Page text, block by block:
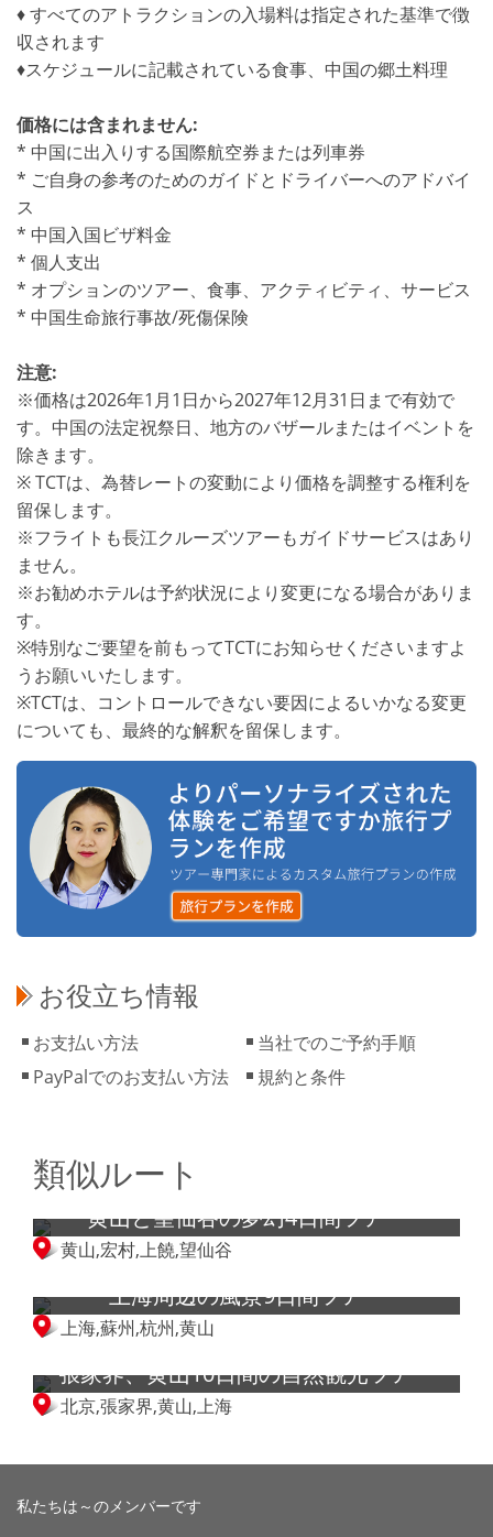
♦ すべてのアトラクションの入場料は指定された基準で徴
収されます
♦スケジュールに記載されている食事、中国の郷土料理
価格には含まれません:
* 中国に出入りする国際航空券または列車券
* ご自身の参考のためのガイドとドライバーへのアドバイ
ス
* 中国入国ビザ料金
* 個人支出
* オプションのツアー、食事、アクティビティ、サービス
* 中国生命旅行事故/死傷保険
注意:
※価格は2026年1月1日から2027年12月31日まで有効で
す。中国の法定祝祭日、地方のバザールまたはイベントを
除きます。
※ TCTは、為替レートの変動により価格を調整する権利を
留保します。
※フライトも長江クルーズツアーもガイドサービスはあり
ません。
※お勧めホテルは予約状況により変更になる場合がありま
す。
※特別なご要望を前もってTCTにお知らせくださいますよ
うお願いいたします。
※TCTは、コントロールできない要因によるいかなる変更
についても、最終的な解釈を留保します。
お役立ち情報
お支払い方法
当社でのご予約手順
PayPalでのお支払い方法
規約と条件
類似ルート
黄山と望仙谷の夢幻4日間ツアー
黄山,宏村,上饒,望仙谷
上海周辺の風景9日間ツアー
上海,蘇州,杭州,黄山
張家界、黄山10日間の自然観光ツアー
北京,張家界,黄山,上海
私たちは～のメンバーです